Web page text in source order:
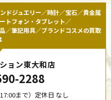
ドジュエリー／時計／宝石／貴金属
トフォン・タブレット／
／筆記用具／ブランドコスメの買取
ョン東大和店
2288
まで）定休日 なし